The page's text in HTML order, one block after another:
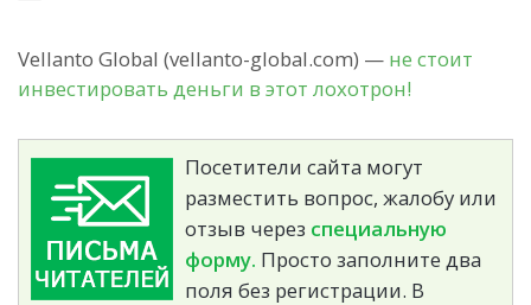
Vellanto Global (vellanto-global.com) — не стоит
инвестировать деньги в этот лохотрон!
Посетители сайта могут
разместить вопрос, жалобу или
отзыв через специальную
форму. Просто заполните два
поля без регистрации. В